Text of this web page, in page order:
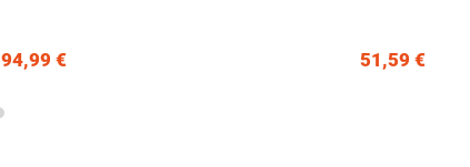
94,99 € 51,59 €